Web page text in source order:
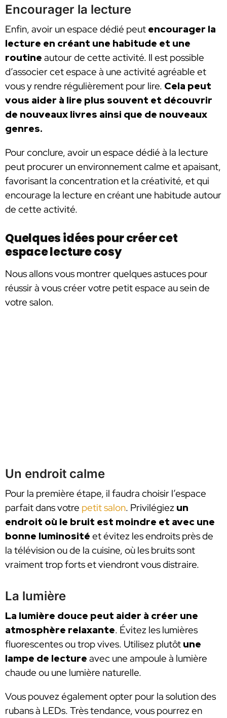
Encourager la lecture
Enfin, avoir un espace dédié peut encourager la
lecture en créant une habitude et une
routine autour de cette activité. Il est possible
d’associer cet espace à une activité agréable et
vous y rendre régulièrement pour lire. Cela peut
vous aider à lire plus souvent et découvrir
de nouveaux livres ainsi que de nouveaux
genres.
Pour conclure, avoir un espace dédié à la lecture
peut procurer un environnement calme et apaisant,
favorisant la concentration et la créativité, et qui
encourage la lecture en créant une habitude autour
de cette activité.
Quelques idées pour créer cet
espace lecture cosy
Nous allons vous montrer quelques astuces pour
réussir à vous créer votre petit espace au sein de
votre salon.
Un endroit calme
Pour la première étape, il faudra choisir l’espace
parfait dans votre petit salon. Privilégiez un
endroit où le bruit est moindre et avec une
bonne luminosité et évitez les endroits près de
la télévision ou de la cuisine, où les bruits sont
vraiment trop forts et viendront vous distraire.
La lumière
La lumière douce peut aider à créer une
atmosphère relaxante. Évitez les lumières
fluorescentes ou trop vives. Utilisez plutôt une
lampe de lecture avec une ampoule à lumière
chaude ou une lumière naturelle.
Vous pouvez également opter pour la solution des
rubans à LEDs. Très tendance, vous pourrez en